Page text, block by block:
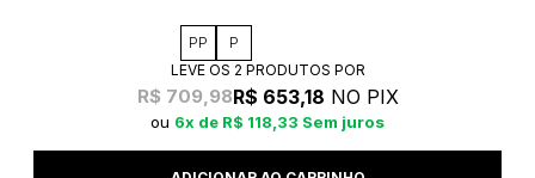
PP P
LEVE OS 2 PRODUTOS
R$ 709,98R$ 653,18 NO PIX
6x R$ 118,33 Sem juros